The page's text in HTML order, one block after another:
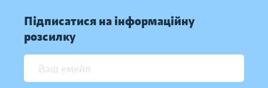
Підписатися на інформаційну
розсилку